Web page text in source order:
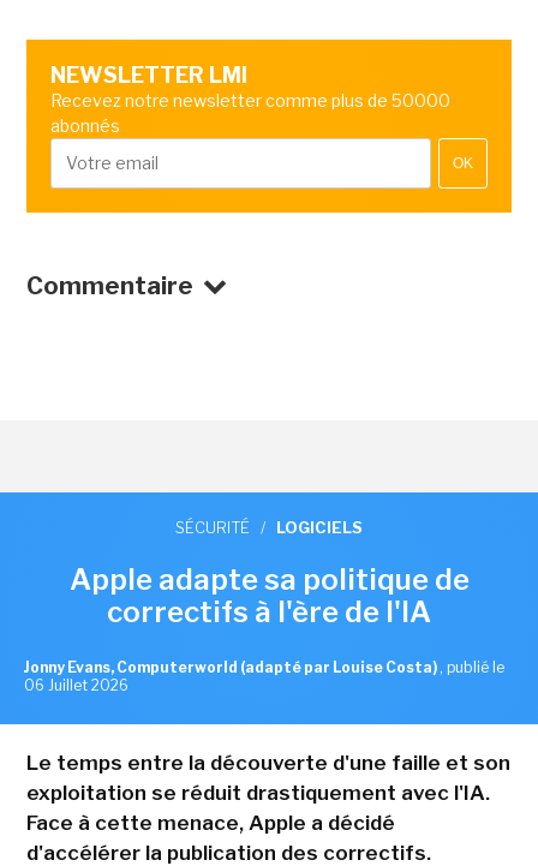
NEWSLETTER LMI
Recevez notre newsletter comme plus de 50000
abonnés
OK
Commentaire
SÉCURITÉ / LOGICIELS
Apple adapte sa politique de
correctifs à l'ère de l'IA
Jonny Evans, Computerworld (adapté par Louise Costa) , publié le
06 Juillet 2026
Le temps entre la découverte d'une faille et son
exploitation se réduit drastiquement avec l'IA.
Face à cette menace, Apple a décidé
d'accélérer la publication des correctifs.